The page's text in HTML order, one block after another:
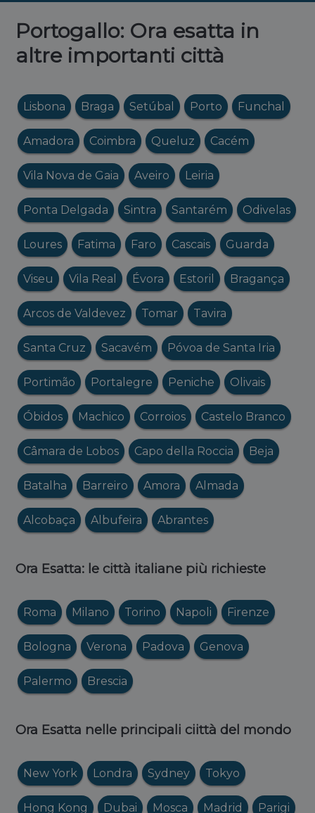
Portogallo: Ora esatta in
altre importanti città
Lisbona Braga Setúbal Porto Funchal
Amadora Coimbra Queluz Cacém
Vila Nova de Gaia Aveiro Leiria
Ponta Delgada Sintra Santarém Odivelas
Loures Fatima Faro Cascais Guarda
Viseu Vila Real Évora Estoril Bragança
Arcos de Valdevez Tomar Tavira
Santa Cruz Sacavém Póvoa de Santa Iria
Portimão Portalegre Peniche Olivais
Óbidos Machico Corroios Castelo Branco
Câmara de Lobos Capo della Roccia Beja
Batalha Barreiro Amora Almada
Alcobaça Albufeira Abrantes
Ora Esatta: le città italiane più richieste
Roma Milano Torino Napoli Firenze
Bologna Verona Padova Genova
Palermo Brescia
Ora Esatta nelle principali ciittà del mondo
New York Londra Sydney Tokyo
Hong Kong Dubai Mosca Madrid Parigi